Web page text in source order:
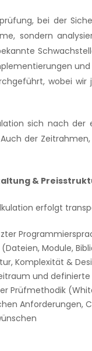
bei der
sondern
wobei
sich nach der
der
&
erfolgt
Module,
Komplexität &
und definierte
Prüfmethodik
Anforderungen,